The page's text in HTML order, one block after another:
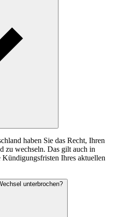
haben Sie das Recht, Ihren
zu wechseln. Das gilt auch in
Ihres aktuellen
unterbrochen?